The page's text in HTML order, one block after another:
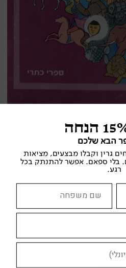
צוד לי
הבא שלכם
גרין וקבלו מבצעים, מציאות
בלי ספאם. אפשר להתנתק בכל
רגע.